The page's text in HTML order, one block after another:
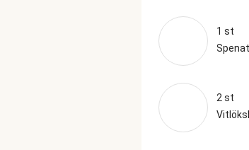
1 st
Spenat
2 st